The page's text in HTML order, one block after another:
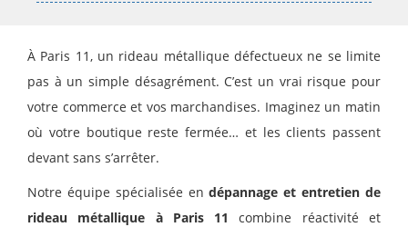
À Paris 11, un rideau métallique défectueux ne se limite
pas à un simple désagrément. C’est un vrai risque pour
votre commerce et vos marchandises. Imaginez un matin
où votre boutique reste fermée… et les clients passent
devant sans s’arrêter.
Notre équipe spécialisée endépannage et entretien de
rideau métallique à Paris 11
combine réactivité et